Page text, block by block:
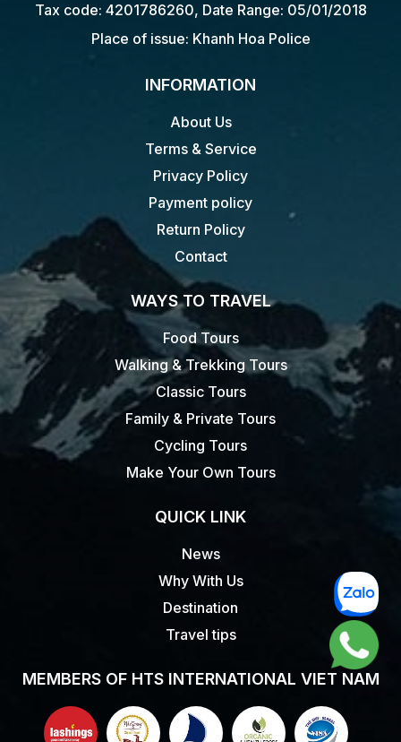
Tax code: 4201786260, Date Range: 05/01/2018
Place of issue: Khanh Hoa Police
INFORMATION
About Us
Terms & Service
Privacy Policy
Payment policy
Return Policy
Contact
WAYS TO TRAVEL
Food Tours
Walking & Trekking Tours
Classic Tours
Family & Private Tours
Cycling Tours
Make Your Own Tours
QUICK LINK
News
Why With Us
Destination
Travel tips
MEMBERS OF HTS INTERNATIONAL VIET NAM